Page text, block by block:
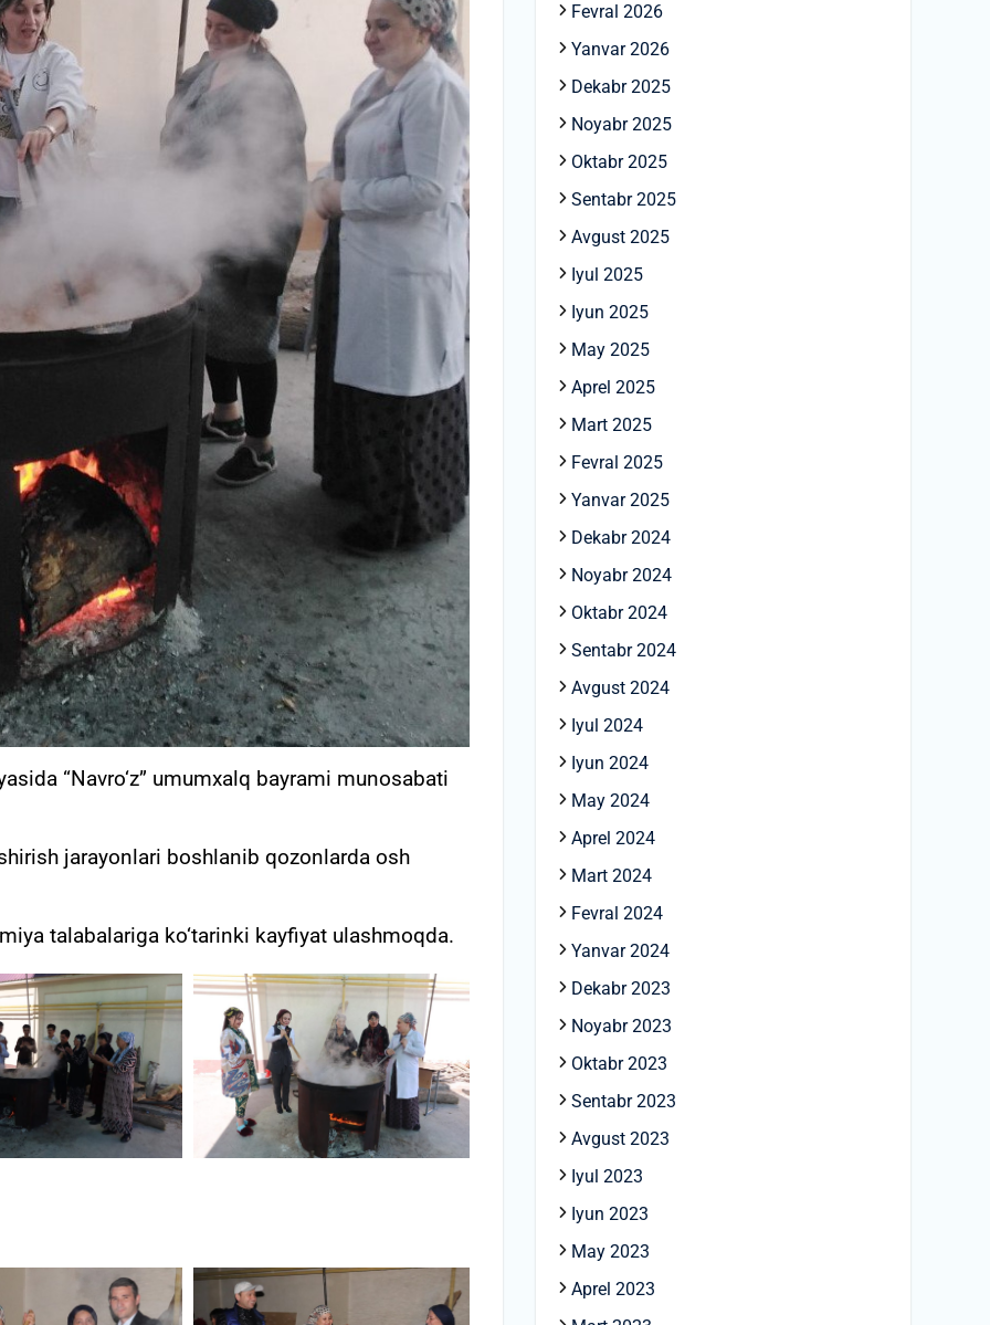
“Navro‘z” umumxalq bayrami munosabati
jarayonlari boshlanib qozonlarda osh
talabalariga ko‘tarinki kayfiyat ulashmoqda.
Fevral 2026
Yanvar 2026
Dekabr 2025
Noyabr 2025
Oktabr 2025
Sentabr 2025
Avgust 2025
Iyul 2025
Iyun 2025
May 2025
Aprel 2025
Mart 2025
Fevral 2025
Yanvar 2025
Dekabr 2024
Noyabr 2024
Oktabr 2024
Sentabr 2024
Avgust 2024
Iyul 2024
Iyun 2024
May 2024
Aprel 2024
Mart 2024
Fevral 2024
Yanvar 2024
Dekabr 2023
Noyabr 2023
Oktabr 2023
Sentabr 2023
Avgust 2023
Iyul 2023
Iyun 2023
May 2023
Aprel 2023